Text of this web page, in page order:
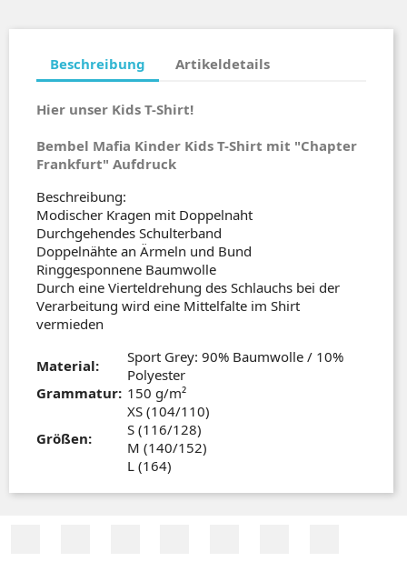
Beschreibung Artikeldetails
Hier unser Kids T-Shirt!
Bembel Mafia Kinder Kids T-Shirt mit "Chapter
Frankfurt" Aufdruck
Beschreibung:
Modischer Kragen mit Doppelnaht
Durchgehendes Schulterband
Doppelnähte an Ärmeln und Bund
Ringgesponnene Baumwolle
Durch eine Vierteldrehung des Schlauchs bei der
Verarbeitung wird eine Mittelfalte im Shirt
vermieden
Material:
Sport Grey: 90% Baumwolle / 10%
Polyester
Grammatur: 150 g/m²
Größen:
XS (104/110)
S (116/128)
M (140/152)
L (164)